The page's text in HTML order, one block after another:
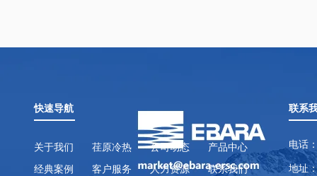
快速导航
关于我们 荏原冷热 公司动态
产品中心
经典案例
客户服务 人力资源
联系我们
联系
电话
地址